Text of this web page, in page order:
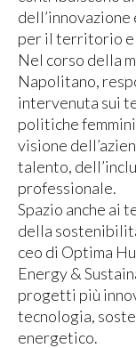
per il territorio e
Nel corso della
Napolitano,
intervenuta sui
politiche
visione
talento,
professionale.
Spazio anche ai
della
ceo di Optima
Energy &
progetti più
tecnologia,
energetico.